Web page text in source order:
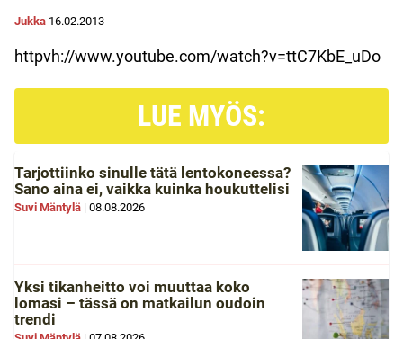
Jukka 16.02.2013
httpvh://www.youtube.com/watch?v=ttC7KbE_uDo
LUE MYÖS:
Tarjottiinko sinulle tätä lentokoneessa?
Sano aina ei, vaikka kuinka houkuttelisi
Suvi Mäntylä | 08.08.2026
Yksi tikanheitto voi muuttaa koko
lomasi – tässä on matkailun oudoin
trendi